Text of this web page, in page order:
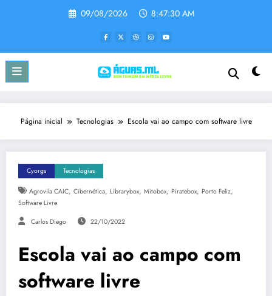
09/08/2026 8:47:30 AM
Página inicial Tecnologias Escola vai ao campo com software livre
Cyorgs Tecnologias
Agrovila CAIC, Cibernética, Librarybox, Mitobox, Piratebox, Porto Feliz,
Software Livre
Carlos Diego 22/10/2022
Escola vai ao campo com
software livre